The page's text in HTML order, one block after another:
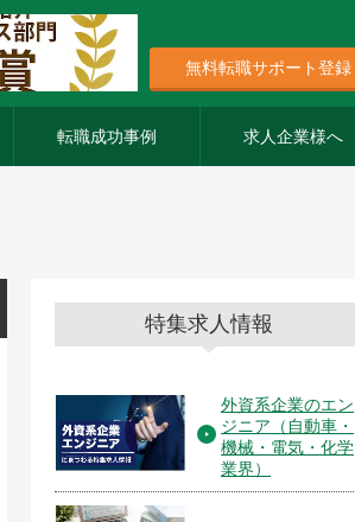
無料転職サポート登録
転職成功事例 求人企業様へ
特集求人情報
外資系企業のエン
ジニア（自動車・
機械・電気・化学
業界）